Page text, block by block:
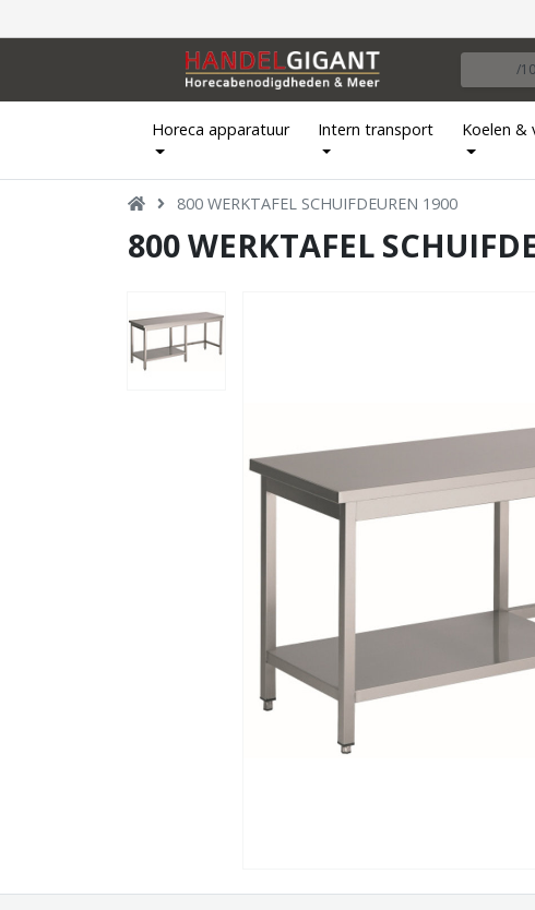
/
Horeca apparatuur Intern transport Koelen &
800 WERKTAFEL SCHUIFDEUREN 1900
800 WERKTAFEL